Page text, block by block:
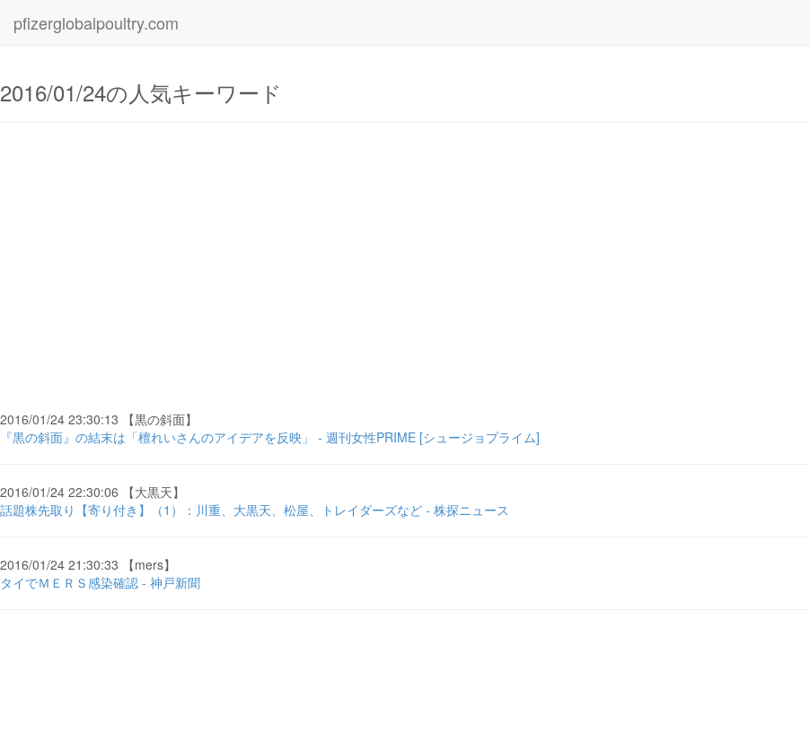
pfizerglobalpoultry.com
2016/01/24の人気キーワード
2016/01/24 23:30:13 【黒の斜面】
『黒の斜面』の結末は「檀れいさんのアイデアを反映」 - 週刊女性PRIME [シュージョプライム]
2016/01/24 22:30:06 【大黒天】
話題株先取り【寄り付き】（1）：川重、大黒天、松屋、トレイダーズなど - 株探ニュース
2016/01/24 21:30:33 【mers】
タイでＭＥＲＳ感染確認 - 神戸新聞